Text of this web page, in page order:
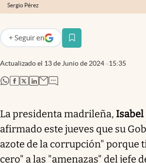
Sergio Pérez
Actualizado el 13 de Junio de 2024 15:35
+ Seguir en
abre en nueva pestaña
abre en nueva pestaña
abre en nueva pestaña
abre en nueva pestaña
abre en nueva pestaña
La presidenta madrileña, Isabel
afirmado este jueves que su
azote de la corrupción" porque
cero" a las "amenazas" del jefe